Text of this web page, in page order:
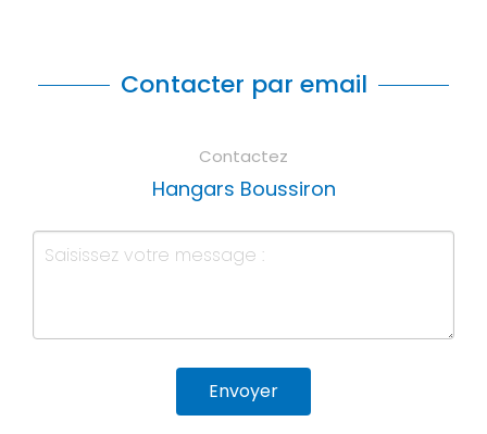
Contacter par email
Contactez
Hangars Boussiron
Envoyer